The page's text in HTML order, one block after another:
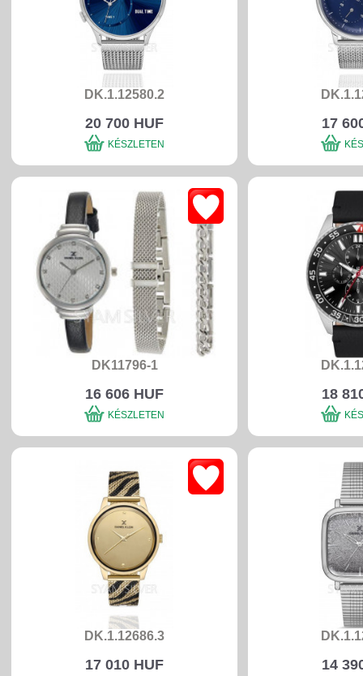
DK.1.12580.2
20 700 HUF
KÉSZLETEN
17
DK11796-1
16 606 HUF
KÉSZLETEN
18
DK.1.12686.3
17 010 HUF 14